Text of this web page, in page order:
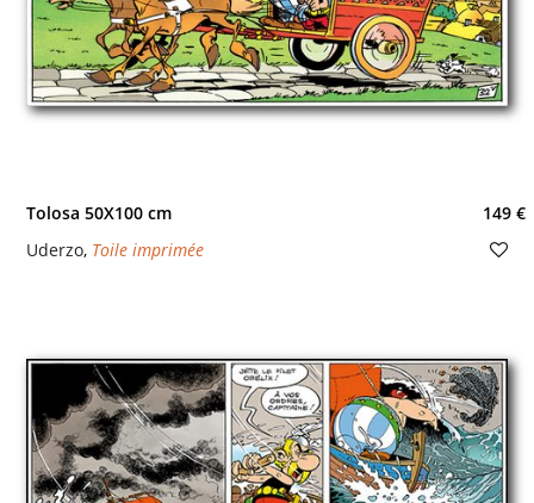
Tolosa 50X100 cm
149 €
Uderzo, Toile imprimée